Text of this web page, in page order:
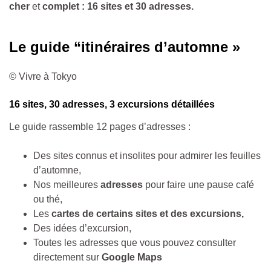
cher etcomplet : 16 sites et 30 adresses.
Le guide “itinéraires d’automne »
© Vivre à Tokyo
16 sites, 30 adresses, 3 excursions détaillées
Le guide rassemble 12 pages d’adresses :
Des sites connus et insolites pour admirer les feuilles
d’automne,
Nos meilleures adresses pour faire une pause café
ou thé,
Les cartes de certains sites et des excursions,
Des idées d’excursion,
Toutes les adresses que vous pouvez consulter
directement sur Google Maps